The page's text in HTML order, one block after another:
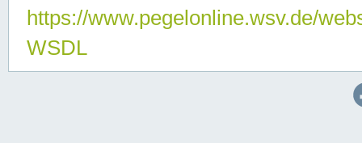
https://www.pegelonline.wsv.de/
WSDL